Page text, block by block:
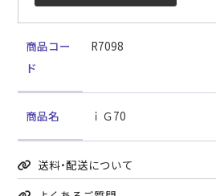
商品コー
ド
R7098
商品名 ｉＧ70
送料・配送について